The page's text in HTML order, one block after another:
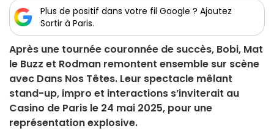
Plus de positif dans votre fil Google ? Ajoutez
Sortir à Paris.
Après une tournée couronnée de succès, Bobi, Mat
le Buzz et Rodman remontent ensemble sur scène
avec Dans Nos Têtes. Leur spectacle mêlant
stand-up, impro et interactions s’inviterait au
Casino de Paris le 24 mai 2025, pour une
représentation explosive.